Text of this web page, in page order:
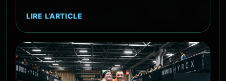
LIRE L’ARTICLE